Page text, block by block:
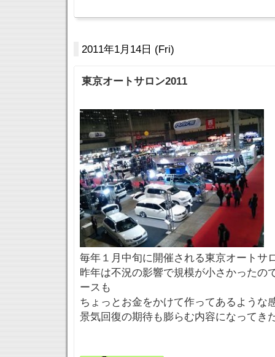
2011年1月14日 (Fri)
東京オートサロン2011
毎年１月中旬に開催される東京オートサ
昨年は不況の影響で規模が小さかったの
ースも
ちょっとお金をかけて作ってあるような
景気回復の期待も膨らむ内容になってき